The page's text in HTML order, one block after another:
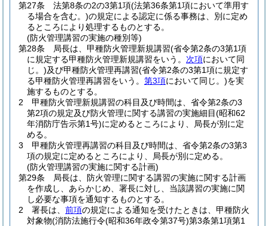
第27条
法第8条の2の3第1項(法第36条第1項において準用す
る場合を含む。)の規定による認定に係る事務は、別に定め
るところにより処理するものとする。
(防火管理講習の実施の種別等)
第28条
局長は、甲種防火管理新規講習(省令第2条の3第1項
に規定する甲種防火管理新規講習をいう。 次項において同
じ。)及び甲種防火管理再講習(省令第2条の3第1項に規定す
る甲種防火管理再講習をいう。 第3項において同じ。)を実
施するものとする。
2
甲種防火管理新規講習の科目及び時間は、省令第2条の3
第2項の規定及び防火管理に関する講習の実施細目(昭和62
年消防庁告示第1号)に定めるところにより、局長が別に定
める。
3
甲種防火管理再講習の科目及び時間は、省令第2条の3第3
項の規定に定めるところにより、局長が別に定める。
(防火管理講習の実施に関する計画)
第29条
局長は、防火管理に関する講習の実施に関する計画
を作成し、あらかじめ、署長に対し、当該講習の実施に関
し必要な事項を通知するものとする。
2
署長は、 前項の規定による通知を受けたときは、甲種防火
対象物(消防法施行令(昭和36年政令第37号)第3条第1項第1